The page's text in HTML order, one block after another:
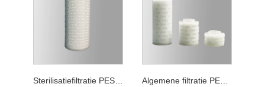
Sterilisatiefiltratie PES-filterpatroon Algemene filtratie PES minifilterpatroon